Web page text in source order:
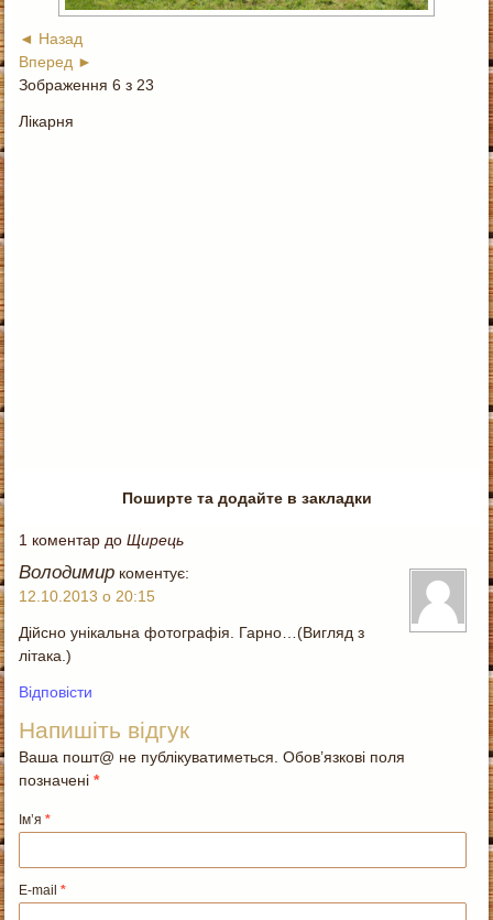
◄ Назад
Вперед ►
Зображення 6 з 23
Лікарня
Поширте та додайте в закладки
1 коментар доЩирець
Володимир коментує:
12.10.2013 о 20:15
Дійсно унікальна фотографія. Гарно…(Вигляд з
літака.)
Відповіcти
Напишіть відгук
Ваша пошт@ не публікуватиметься. Обов’язкові поля
позначені*
Ім’я*
E-mail*